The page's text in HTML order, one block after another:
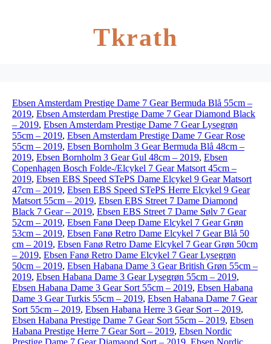
Tkrath
Ebsen Amsterdam Prestige Dame 7 Gear Bermuda Blå 55cm –
2019, Ebsen Amsterdam Prestige Dame 7 Gear Diamond Black
– 2019, Ebsen Amsterdam Prestige Dame 7 Gear Lysegrøn
55cm – 2019, Ebsen Amsterdam Prestige Dame 7 Gear Rose
55cm – 2019, Ebsen Bornholm 3 Gear Bermuda Blå 48cm –
2019, Ebsen Bornholm 3 Gear Gul 48cm – 2019, Ebsen
Copenhagen Bosch Folde-/Elcykel 7 Gear Matsort 45cm –
2019, Ebsen EBS Speed STePS Dame Elcykel 9 Gear Matsort
47cm – 2019, Ebsen EBS Speed STePS Herre Elcykel 9 Gear
Matsort 55cm – 2019, Ebsen EBS Street 7 Dame Diamond
Black 7 Gear – 2019, Ebsen EBS Street 7 Dame Sølv 7 Gear
52cm – 2019, Ebsen Fanø Deep Dame Elcykel 7 Gear Grøn
53cm – 2019, Ebsen Fanø Retro Dame Elcykel 7 Gear Blå 50
cm – 2019, Ebsen Fanø Retro Dame Elcykel 7 Gear Grøn 50cm
– 2019, Ebsen Fanø Retro Dame Elcykel 7 Gear Lysegrøn
50cm – 2019, Ebsen Habana Dame 3 Gear British Grøn 55cm –
2019, Ebsen Habana Dame 3 Gear Lysegrøn 55cm – 2019,
Ebsen Habana Dame 3 Gear Sort 55cm – 2019, Ebsen Habana
Dame 3 Gear Turkis 55cm – 2019, Ebsen Habana Dame 7 Gear
Sort 55cm – 2019, Ebsen Habana Herre 3 Gear Sort – 2019,
Ebsen Habana Prestige Dame 7 Gear Sort 55cm – 2019, Ebsen
Habana Prestige Herre 7 Gear Sort – 2019, Ebsen Nordic
Prestige Dame 7 Gear Diamaond Sort – 2019, Ebsen Nordic